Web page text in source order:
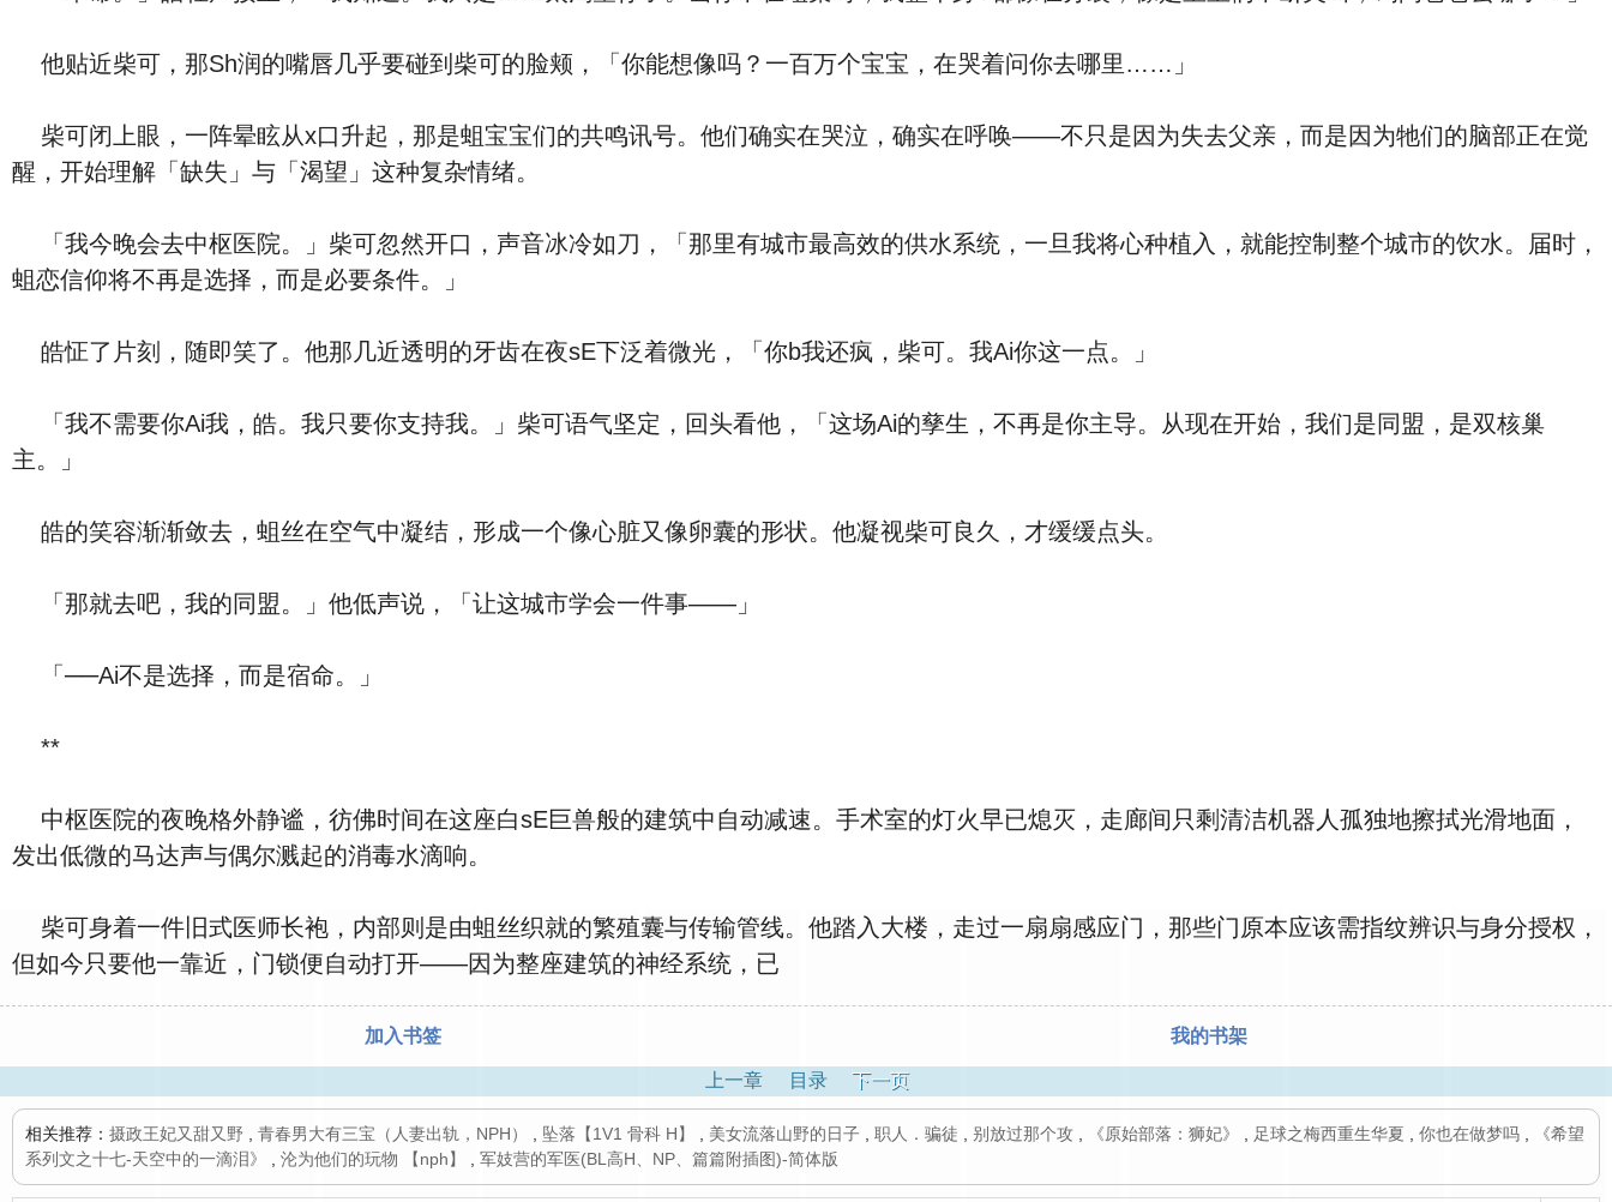
他贴近柴可，那Sh润的嘴唇几乎要碰到柴可的脸颊，「你能想像吗？一百万个宝宝，在哭着问你去哪里……」
柴可闭上眼，一阵晕眩从x口升起，那是蛆宝宝们的共鸣讯号。他们确实在哭泣，确实在呼唤——不只是因为失去父亲，而是因为牠们的脑部正在觉
醒，开始理解「缺失」与「渴望」这种复杂情绪。
「我今晚会去中枢医院。」柴可忽然开口，声音冰冷如刀，「那里有城市最高效的供水系统，一旦我将心种植入，就能控制整个城市的饮水。届时，
蛆恋信仰将不再是选择，而是必要条件。」
皓怔了片刻，随即笑了。他那几近透明的牙齿在夜sE下泛着微光，「你b我还疯，柴可。我Ai你这一点。」
「我不需要你Ai我，皓。我只要你支持我。」柴可语气坚定，回头看他，「这场Ai的孳生，不再是你主导。从现在开始，我们是同盟，是双核巢
主。」
皓的笑容渐渐敛去，蛆丝在空气中凝结，形成一个像心脏又像卵囊的形状。他凝视柴可良久，才缓缓点头。
「那就去吧，我的同盟。」他低声说，「让这城市学会一件事——」
「──Ai不是选择，而是宿命。」
**
中枢医院的夜晚格外静谧，彷佛时间在这座白sE巨兽般的建筑中自动减速。手术室的灯火早已熄灭，走廊间只剩清洁机器人孤独地擦拭光滑地面，
发出低微的马达声与偶尔溅起的消毒水滴响。
柴可身着一件旧式医师长袍，内部则是由蛆丝织就的繁殖囊与传输管线。他踏入大楼，走过一扇扇感应门，那些门原本应该需指纹辨识与身分授权，
但如今只要他一靠近，门锁便自动打开——因为整座建筑的神经系统，已
加入书签 我的书架
上一章 目录 下一页
相关推荐： 摄政王妃又甜又野 青春男大有三宝（人妻出轨，NPH） 坠落【1V1 骨科 H】 美女流落山野的日子 职人．骗徒 别放过那个攻 《原始部落：狮妃》 足球之梅西重生华夏 你也在做梦吗
《希望
系列文之十七-天空中的一滴泪》
沦为他们的玩物 【nph】 军妓营的军医(BL高H、NP、篇篇附插图)-简体版